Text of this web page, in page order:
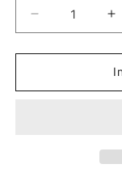
Verringere
die
Menge
Jujutsu
für